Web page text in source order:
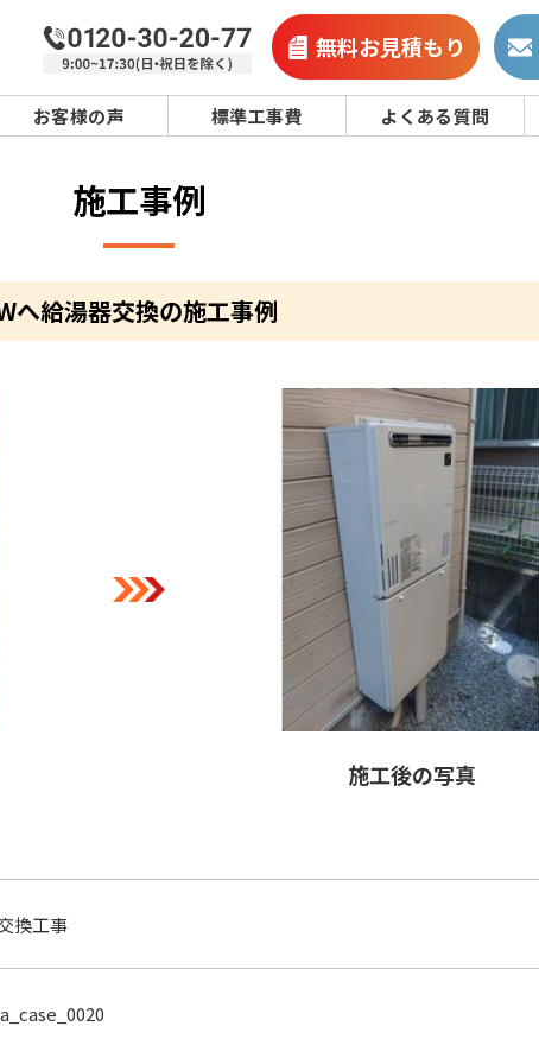
無料お見積もり
お客様の声 標準工事費 よくある質問
施工事例
へ給湯器交換の施工事例
施工後の写真
換工事